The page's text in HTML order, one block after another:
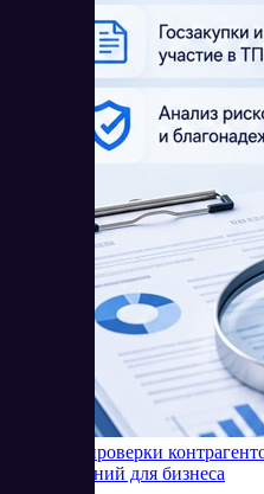
Сервисы проверки
SaaS-решений для бизнеса